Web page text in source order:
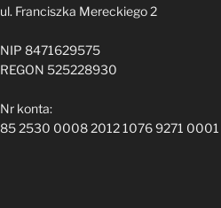
ul. Franciszka Mereckiego 2
NIP 8471629575
REGON 525228930
Nr konta:
85 2530 0008 2012 1076 9271 0001